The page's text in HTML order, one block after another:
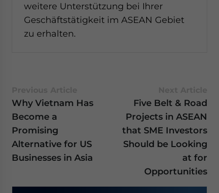
weitere Unterstützung bei Ihrer
Geschäftstätigkeit im ASEAN Gebiet
zu erhalten.
Why Vietnam Has
Become a
Promising
Alternative for US
Businesses in Asia
Five Belt & Road
Projects in ASEAN
that SME Investors
Should be Looking
at for
Opportunities